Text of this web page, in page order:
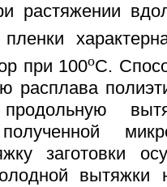
растяжении
при 100oС.
расплава
продольную
заготовки